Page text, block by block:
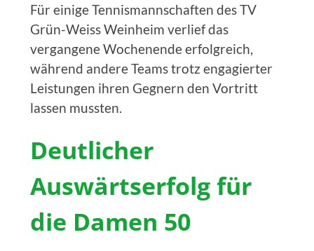
Für einige Tennismannschaften des TV
Grün-Weiss Weinheim verlief das
vergangene Wochenende erfolgreich,
während andere Teams trotz engagierter
Leistungen ihren Gegnern den Vortritt
lassen mussten.
Deutlicher
Auswärtserfolg für
die Damen 50